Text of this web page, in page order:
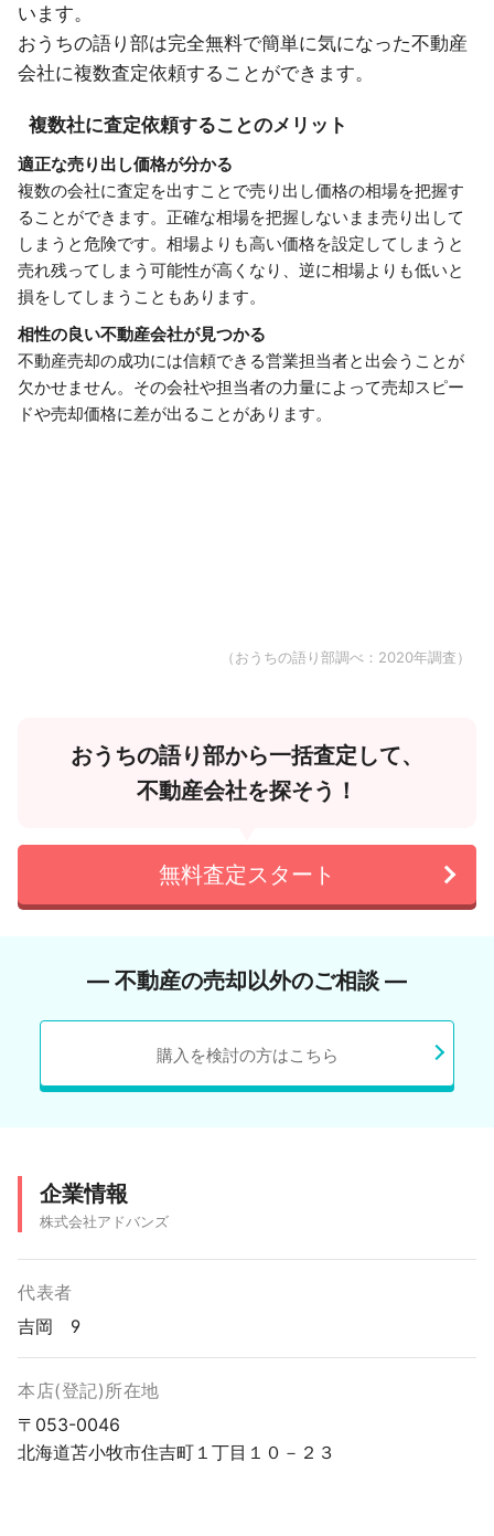
います。
おうちの語り部は完全無料で簡単に気になった不動産
会社に複数査定依頼することができます。
複数社に査定依頼することのメリット
適正な売り出し価格が分かる
複数の会社に査定を出すことで売り出し価格の相場を把握す
ることができます。正確な相場を把握しないまま売り出して
しまうと危険です。相場よりも高い価格を設定してしまうと
売れ残ってしまう可能性が高くなり、逆に相場よりも低いと
損をしてしまうこともあります。
相性の良い不動産会社が見つかる
不動産売却の成功には信頼できる営業担当者と出会うことが
欠かせません。その会社や担当者の力量によって売却スピー
ドや売却価格に差が出ることがあります。
（おうちの語り部調べ：2020年調査）
おうちの語り部から一括査定して、
不動産会社を探そう！
無料査定スタート
― 不動産の売却以外のご相談 ―
購入を検討の方はこちら
企業情報
株式会社アドバンズ
代表者
吉岡 
本店(登記)所在地
〒053-0046
北海道苫小牧市住吉町１丁目１０－２３